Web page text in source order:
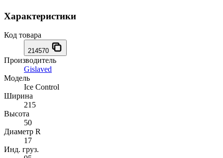
Характеристики
Код товара
214570
Производитель
Gislaved
Модель
Ice Control
Ширина
215
Высота
50
Диаметр R
17
Инд. груз.